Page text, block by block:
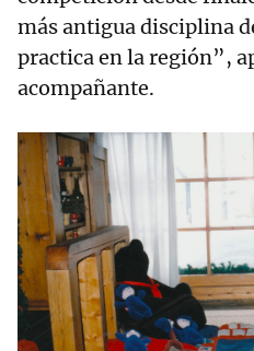
más antigua disciplina
practica en la región”,
acompañante.